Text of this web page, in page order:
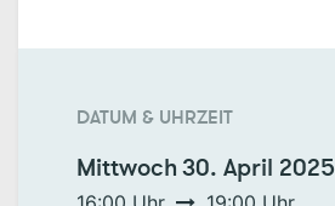
DATUM & UHRZEIT
Mittwoch30. April 2025